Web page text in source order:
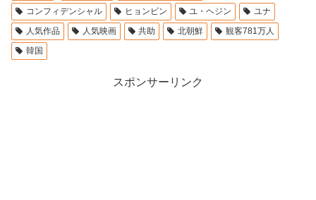
コンフィデンシャル
ヒョンビン ユ・ヘジン
ユナ
人気作品
人気映画 共助 北朝鮮
観客781万人
韓国
スポンサーリンク